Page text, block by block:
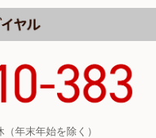
年末年始を除く）